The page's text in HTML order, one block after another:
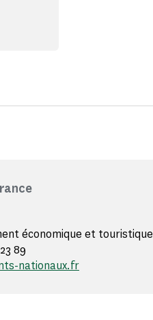
économique et touristique
89
nationaux.fr